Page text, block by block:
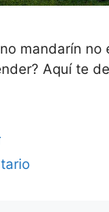
mandarín no
Aquí te